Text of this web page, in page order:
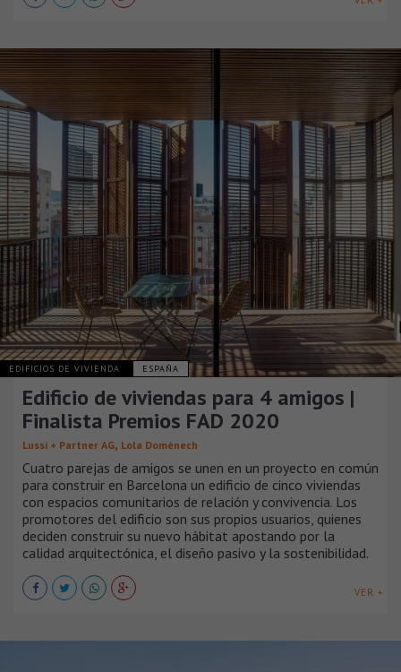
EDIFICIOS DE VIVIENDA ESPAÑA
Edificio de viviendas para 4 amigos |
Finalista Premios FAD 2020
Lussi + Partner AG, Lola Domènech
Cuatro parejas de amigos se unen en un proyecto en común
para construir en Barcelona un edificio de cinco viviendas
con espacios comunitarios de relación y convivencia. Los
promotores del edificio son sus propios usuarios, quienes
deciden construir su nuevo hábitat apostando por la
calidad arquitectónica, el diseño pasivo y la sostenibilidad.
VER +